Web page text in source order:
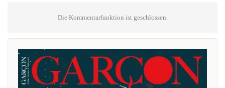
Die Kommentarfunktion ist geschlossen.